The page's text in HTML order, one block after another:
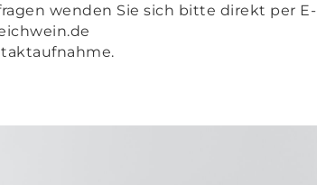
wenden Sie sich bitte direkt per E-